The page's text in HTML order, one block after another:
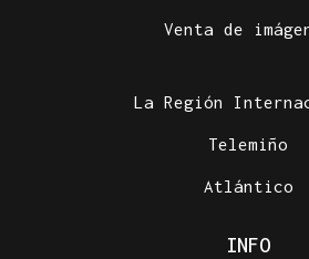
Venta de
La Región
Telemiño
Atlántico
INFO